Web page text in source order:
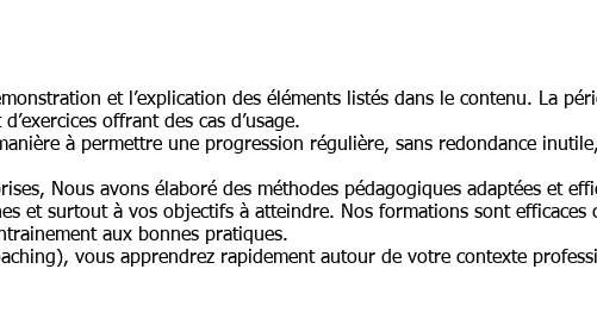
et l’explication des éléments listés dans le contenu. La
offrant des cas d’usage.
à permettre une progression régulière, sans redondance
Nous avons élaboré des méthodes pédagogiques adaptées et
et surtout à vos objectifs à atteindre. Nos formations sont efficaces
aux bonnes pratiques.
vous apprendrez rapidement autour de votre contexte